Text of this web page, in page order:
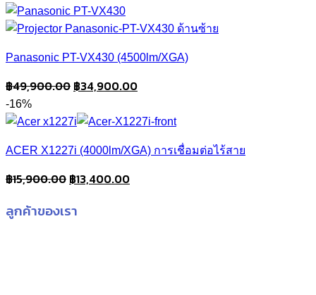
was:
฿34,900.00.฿29,900.00.
Panasonic PT-VX430 (4500lm/XGA)
฿49,900.00 Original
was:
฿34,900.00Current
is:
-16%
ACER X1227i (4000lm/XGA) การเชื่อมต่อไร้สาย
฿15,900.00 Original
was:
฿13,400.00Current
ลูกค้าของเรา